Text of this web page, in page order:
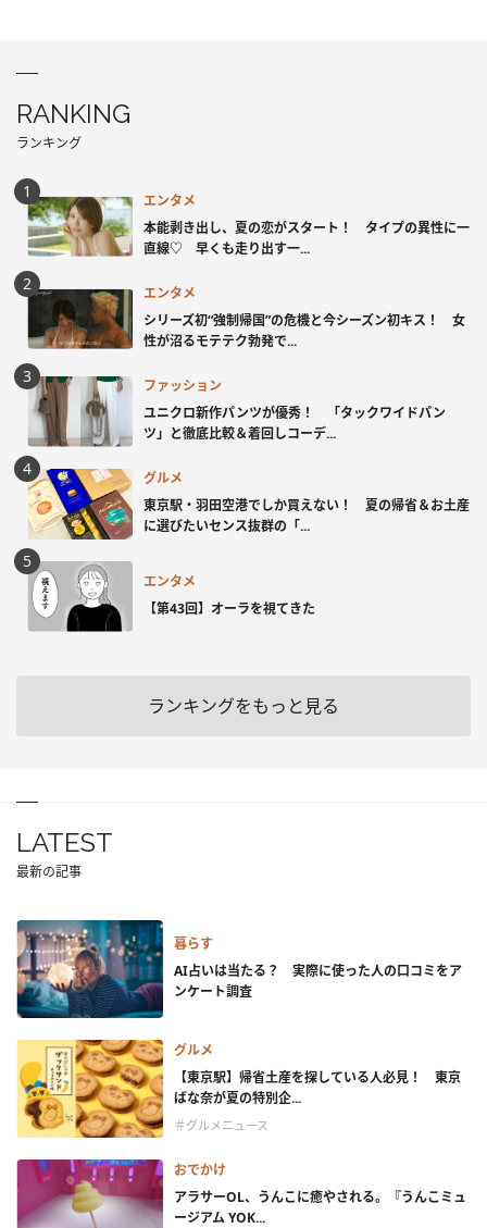
RANKING
ランキング
エンタメ
本能剥き出し、夏の恋がスタート！ タイプの異性に一
直線♡ 早くも走り出す一...
エンタメ
シリーズ初“強制帰国”の危機と今シーズン初キス！ 女
性が沼るモテテク勃発で...
ファッション
ユニクロ新作パンツが優秀！ 「タックワイドパン
ツ」と徹底比較＆着回しコーデ...
グルメ
東京駅・羽田空港でしか買えない！ 夏の帰省＆お土産
に選びたいセンス抜群の「...
エンタメ
【第43回】オーラを視てきた
ランキングをもっと見る
LATEST
最新の記事
暮らす
AI占いは当たる？ 実際に使った人の口コミをア
ンケート調査
グルメ
【東京駅】帰省土産を探している人必見！ 東京
ばな奈が夏の特別企...
＃グルメニュース
おでかけ
アラサーOL、うんこに癒やされる。『うんこミュ
ージアム YOK...